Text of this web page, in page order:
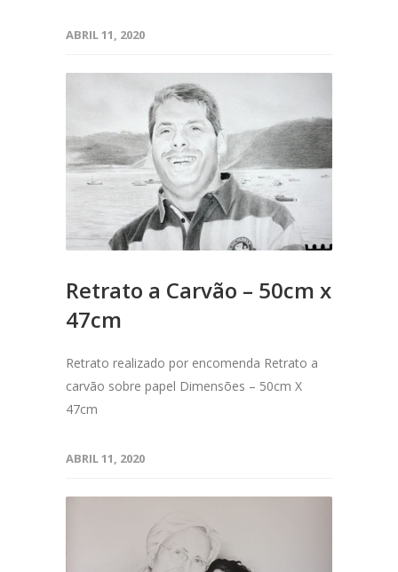
ABRIL 11, 2020
Retrato a Carvão – 50cm x
47cm
Retrato realizado por encomenda Retrato a
carvão sobre papel Dimensões – 50cm X
47cm
ABRIL 11, 2020